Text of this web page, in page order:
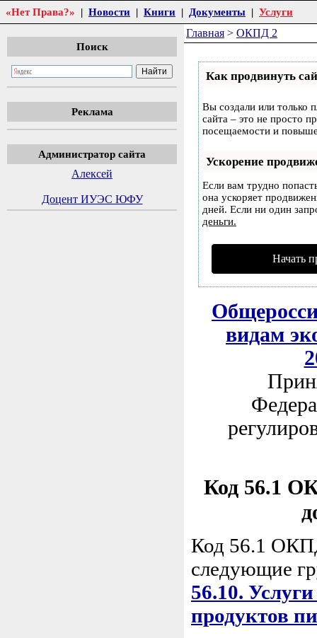
«Нет Права?» | Новости | Книги | Документы | Услуги
Поиск
Реклама
Администратор сайта
Алексей
Доцент ИУЭС ЮФУ
Главная > ОКПД 2
Как продвинуть
Вы создали или только
сайта – это не просто
посещаемости и
Ускорение
Если вам трудно
она ускоряет
дней. Если ни один
деньги.
Начать
видам
Код 56.1
Код 56.1
следующие
56.10.
продуктов